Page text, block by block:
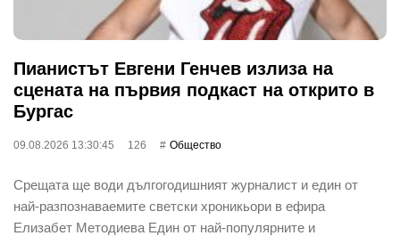
Пианистът Евгени Генчев излиза на
сцената на първия подкаст на открито в
Бургас
09.08.2026 13:30:45 126 Общество
Срещата ще води дългогодишният журналист и един от
най-разпознаваемите светски хроникьори в ефира
Елизабет Методиева Един от най-популярните и